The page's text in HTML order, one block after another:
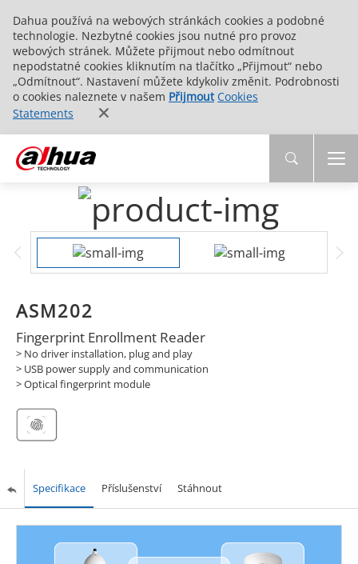
Dahua používá na webových stránkách cookies a podobné
technologie. Nezbytné cookies jsou nutné pro provoz
webových stránek. Můžete přijmout nebo odmítnout
nepodstatné cookies kliknutím na tlačítko „Přijmout“ nebo
„Odmítnout“. Nastavení můžete kdykoliv změnit. Podrobnosti
o cookies naleznete v našem Přijmout Cookies
Statements
ASM202
Fingerprint Enrollment Reader
> No driver installation, plug and play
> USB power supply and communication
> Optical fingerprint module
Specifikace Příslušenství Stáhnout